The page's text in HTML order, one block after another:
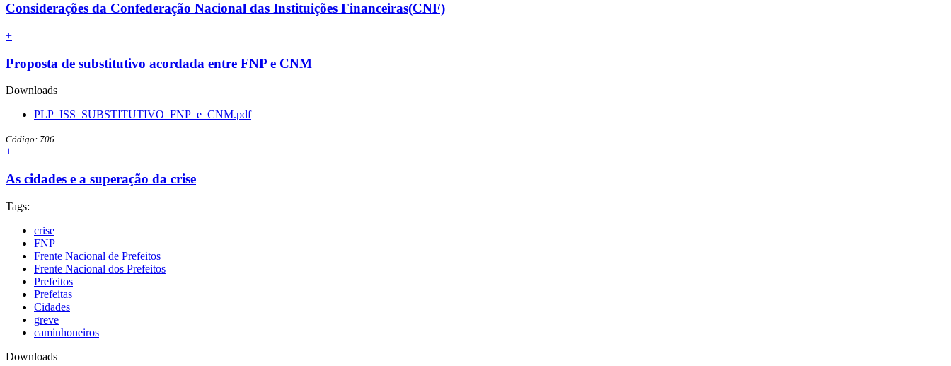
Considerações da Confederação Nacional das Instituições Financeiras(CNF)
+
Proposta de substitutivo acordada entre FNP e CNM
Downloads
PLP_ISS_SUBSTITUTIVO_FNP_e_CNM.pdf
Código: 706
+
As cidades e a superação da crise
Tags:
crise
FNP
Frente Nacional de Prefeitos
Frente Nacional dos Prefeitos
Prefeitos
Prefeitas
Cidades
greve
caminhoneiros
Downloads